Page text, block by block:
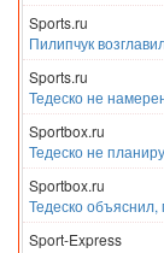
Sports.ru
Пилипчук
Sports.ru
Тедеско не
Sportbox.ru
Тедеско не
Sportbox.ru
Тедеско
Sport-Express